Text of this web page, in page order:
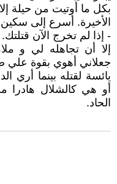
بكل ما أوتيت من حيلة
الأخيرة. أسرع إلى
- إذا لم تخرج الآن قتلتك.
إلا أن تجاهله لي و
جعلاني أهوي بقوة علي
يائسة لقتله بينما أري
أو هي كالشلال هادرا
الحاد.